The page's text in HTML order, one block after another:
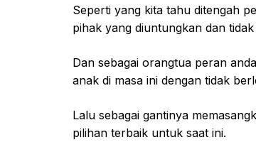
Seperti yang kita tahu ditengah
pihak yang diuntungkan dan
Dan sebagai orangtua peran
anak di masa ini dengan tidak
Lalu sebagai gantinya
pilihan terbaik untuk saat ini.